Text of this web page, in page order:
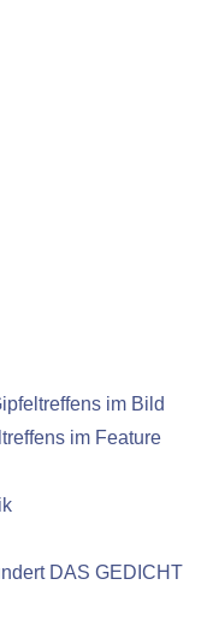
im Bild
im Feature
DAS GEDICHT